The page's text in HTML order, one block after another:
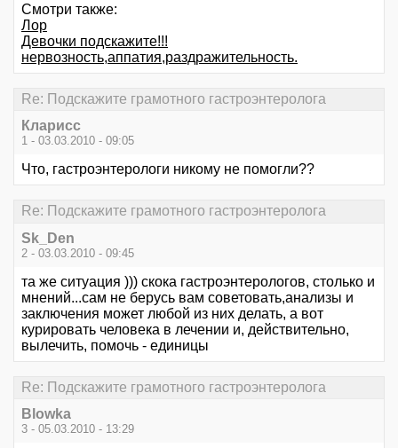
Смотри также:
Лор
Девочки подскажите!!!
нервозность,аппатия,раздражительность.
Re: Подскажите грамотного гастроэнтеролога
Кларисс
1 - 03.03.2010 - 09:05
Что, гастроэнтерологи никому не помогли??
Re: Подскажите грамотного гастроэнтеролога
Sk_Den
2 - 03.03.2010 - 09:45
та же ситуация ))) скока гастроэнтерологов, столько и
мнений...сам не берусь вам советовать,анализы и
заключения может любой из них делать, а вот
курировать человека в лечении и, действительно,
вылечить, помочь - единицы
Re: Подскажите грамотного гастроэнтеролога
Blowka
3 - 05.03.2010 - 13:29